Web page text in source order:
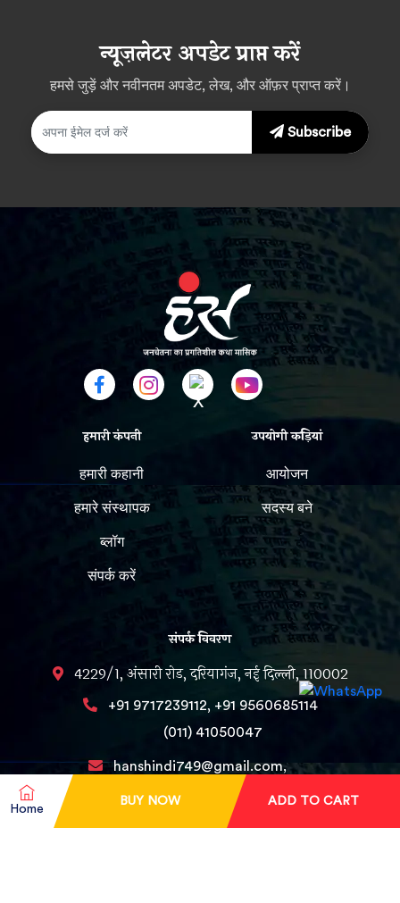
Home
BUY NOW ADD TO CART
न्यूज़लेटर अपडेट प्राप्त करें
हमसे जुड़ें और नवीनतम अपडेट, लेख, और ऑफ़र प्राप्त करें।
Subscribe
हमारी कंपनी
हमारी कहानी
हमारे संस्थापक
ब्लॉग
संपर्क करें
उपयोगी कड़ियां
आयोजन
सदस्य बने
संपर्क विवरण
4229/1, अंसारी रोड, दरियागंज, नई दिल्ली, 110002
+91 9717239112, +91 9560685114
(011) 41050047
hanshindi749@gmail.com,
Editorhans@gmail.com